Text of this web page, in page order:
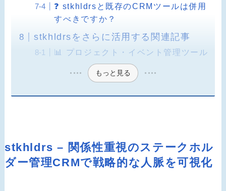
❓ stkhldrsと既存のCRMツールは併用
すべきですか？
stkhldrsをさらに活用する関連記事
📊 プロジェクト・イベント管理ツール
もっと見る
stkhldrs – 関係性重視のステークホル
ダー管理CRMで戦略的な人脈を可視化